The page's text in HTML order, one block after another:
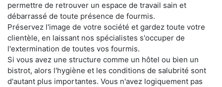
permettre de retrouver un espace de travail sain et
débarrassé de toute présence de fourmis.
Préservez l'image de votre société et gardez toute votre
clientèle, en laissant nos spécialistes s'occuper de
l'extermination de toutes vos fourmis.
Si vous avez une structure comme un hôtel ou bien un
bistrot, alors l'hygiène et les conditions de salubrité sont
d'autant plus importantes. Vous n'avez logiquement pas